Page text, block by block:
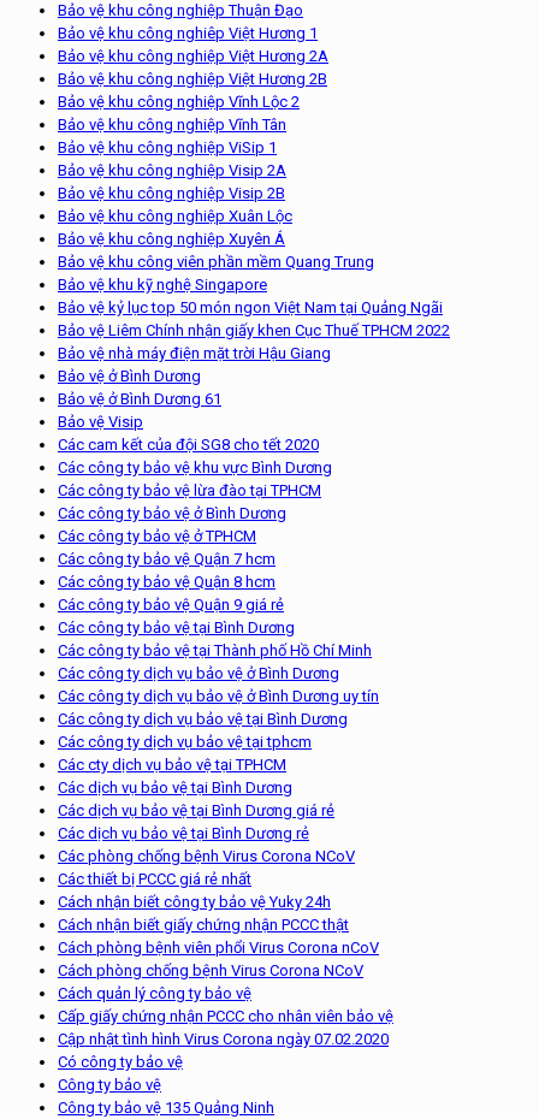
Bảo vệ khu công nghiệp Thuận Đạo
Bảo vệ khu công nghiêp Việt Hương 1
Bảo vệ khu công nghiệp Việt Hương 2A
Bảo vệ khu công nghiệp Việt Hương 2B
Bảo vệ khu công nghiệp Vĩnh Lộc 2
Bảo vệ khu công nghiệp Vĩnh Tân
Bảo vệ khu công nghiệp ViSip 1
Bảo vệ khu công nghiệp Visip 2A
Bảo vệ khu công nghiệp Visip 2B
Bảo vệ khu công nghiệp Xuân Lộc
Bảo vệ khu công nghiệp Xuyên Á
Bảo vệ khu công viên phần mềm Quang Trung
Bảo vệ khu kỹ nghệ Singapore
Bảo vệ kỷ lục top 50 món ngon Việt Nam tại Quảng Ngãi
Bảo vệ Liêm Chính nhận giấy khen Cục Thuế TPHCM 2022
Bảo vệ nhà máy điện mặt trời Hậu Giang
Bảo vệ ở Bình Dương
Bảo vệ ở Bình Dương 61
Bảo vệ Visip
Các cam kết của đội SG8 cho tết 2020
Các công ty bảo vệ khu vực Bình Dương
Các công ty bảo vệ lừa đào tại TPHCM
Các công ty bảo vệ ở Bình Dương
Các công ty bảo vệ ở TPHCM
Các công ty bảo vệ Quận 7 hcm
Các công ty bảo vệ Quận 8 hcm
Các công ty bảo vệ Quận 9 giá rẻ
Các công ty bảo vệ tại Bình Dương
Các công ty bảo vệ tại Thành phố Hồ Chí Minh
Các công ty dịch vụ bảo vệ ở Bình Dương
Các công ty dịch vụ bảo vệ ở Bình Dương uy tín
Các công ty dịch vụ bảo vệ tại Bình Dương
Các công ty dịch vụ bảo vệ tại tphcm
Các cty dịch vụ bảo vệ tại TPHCM
Các dịch vụ bảo vệ tại Bình Dương
Các dịch vụ bảo vệ tại Bình Dương giá rẻ
Các dịch vụ bảo vệ tại Bình Dương rẻ
Các phòng chống bệnh Virus Corona NCoV
Các thiết bị PCCC giá rẻ nhất
Cách nhận biết công ty bảo vệ Yuky 24h
Cách nhận biết giấy chứng nhận PCCC thật
Cách phòng bệnh viên phổi Virus Corona nCoV
Cách phòng chống bệnh Virus Corona NCoV
Cách quản lý công ty bảo vệ
Cấp giấy chứng nhận PCCC cho nhân viên bảo vệ
Cập nhật tình hình Virus Corona ngày 07.02.2020
Có công ty bảo vệ
Công ty bảo vệ
Công ty bảo vệ 135 Quảng Ninh